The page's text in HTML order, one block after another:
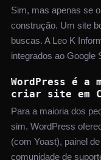
Sim, mas apenas se
construção. Um site
buscas. A Leo K
integrados ao Google
WordPress é a
criar site em
Para a maioria dos
sim. WordPress
(com Yoast), painel
comunidade de